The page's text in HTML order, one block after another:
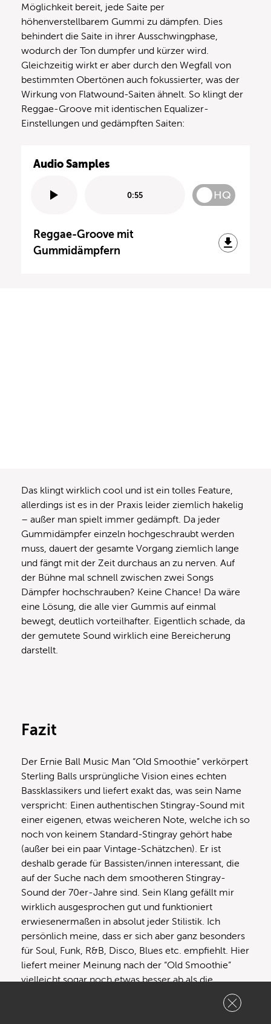
Möglichkeit bereit, jede Saite per
höhenverstellbarem Gummi zu dämpfen. Dies
behindert die Saite in ihrer Ausschwingphase,
wodurch der Ton dumpfer und kürzer wird.
Gleichzeitig wirkt er aber durch den Wegfall von
bestimmten Obertönen auch fokussierter, was der
Wirkung von Flatwound-Saiten ähnelt. So klingt der
Reggae-Groove mit identischen Equalizer-
Einstellungen und gedämpften Saiten:
Audio Samples
0:55 HQ
Reggae-Groove mit
Gummidämpfern
Das klingt wirklich cool und ist ein tolles Feature,
allerdings ist es in der Praxis leider ziemlich hakelig
– außer man spielt immer gedämpft. Da jeder
Gummidämpfer einzeln hochgeschraubt werden
muss, dauert der gesamte Vorgang ziemlich lange
und fängt mit der Zeit durchaus an zu nerven. Auf
der Bühne mal schnell zwischen zwei Songs
Dämpfer hochschrauben? Keine Chance! Da wäre
eine Lösung, die alle vier Gummis auf einmal
bewegt, deutlich vorteilhafter. Eigentlich schade, da
der gemutete Sound wirklich eine Bereicherung
darstellt.
Fazit
Der Ernie Ball Music Man “Old Smoothie” verkörpert
Sterling Balls ursprüngliche Vision eines echten
Bassklassikers und liefert exakt das, was sein Name
verspricht: Einen authentischen Stingray-Sound mit
einer eigenen, etwas weicheren Note, welche ich so
noch von keinem Standard-Stingray gehört habe
(außer bei ein paar Vintage-Schätzchen). Er ist
deshalb gerade für Bassisten/innen interessant, die
auf der Suche nach dem smootheren Stingray-
Sound der 70er-Jahre sind. Sein Klang gefällt mir
wirklich ausgesprochen gut und funktioniert
erwiesenermaßen in absolut jeder Stilistik. Ich
persönlich meine, dass er sich aber ganz besonders
für Soul, Funk, R&B, Disco, Blues etc. empfiehlt. Hier
liefert meiner Meinung nach der “Old Smoothie”
vielleicht sogar noch etwas besser ab als die
“Stingray Classic”-Serie. Ich bin mir nicht sicher, ob
dies dem etwas milder klingenden Erle-Korpus oder